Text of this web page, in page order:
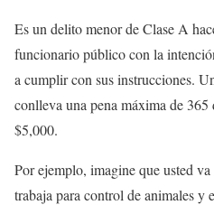
Es un delito menor de Clase A
funcionario público con la
a cumplir con sus instrucciones.
conlleva una pena máxima de
$5,000.
Por ejemplo, imagine que usted
trabaja para control de animales y